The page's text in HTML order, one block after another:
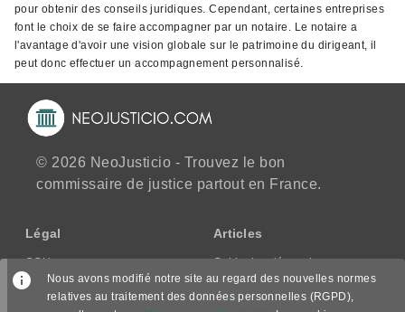
pour obtenir des conseils juridiques. Cependant, certaines entreprises
font le choix de se faire accompagner par un notaire. Le notaire a
l'avantage d'avoir une vision globale sur le patrimoine du dirigeant, il
peut donc effectuer un accompagnement personnalisé.
© 2026 NeoJusticio - Trouvez le bon
commissaire de justice partout en France.
Légal
CGU
CGV/CPPS
Articles
Guide des démarches
Nous avons modifié notre site au regard des nouvelles normes
relatives au traitement des données personnelles (RGPD),